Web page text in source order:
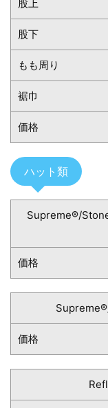
股上
股下
もも周り
裾巾
価格
ハット類
Supreme®/
価格
価格